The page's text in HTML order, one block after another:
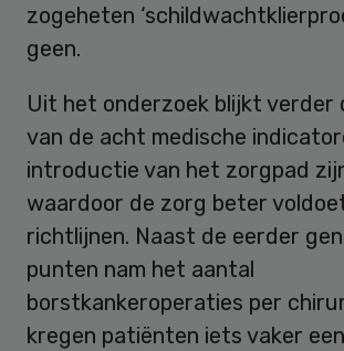
zogeheten
geen.
Uit het onderzoek blijkt verder
van de acht medische
introductie van het zorgpad
waardoor de zorg beter
richtlijnen. Naast de eerder
punten nam het aantal
borstkankeroperaties per
kregen patiënten iets vaker